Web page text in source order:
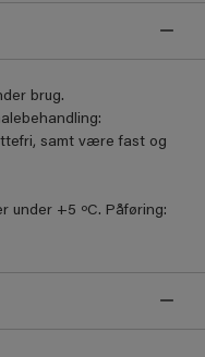
brug.
samt være fast og
under +5 ºC. Påføring: